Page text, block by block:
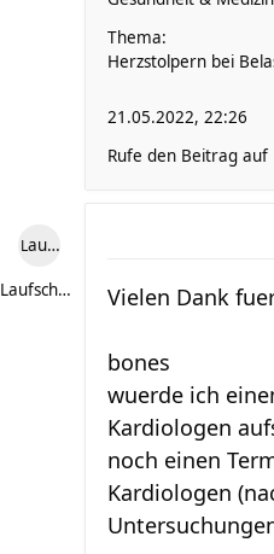
Thema:
Herzstolpern bei
21.05.2022, 22:26
Rufe den Beitrag auf
Laufschuh86
Laufschuh86 Vielen Dank
bones
wuerde ich
Kardiologen
noch einen
Kardiologen